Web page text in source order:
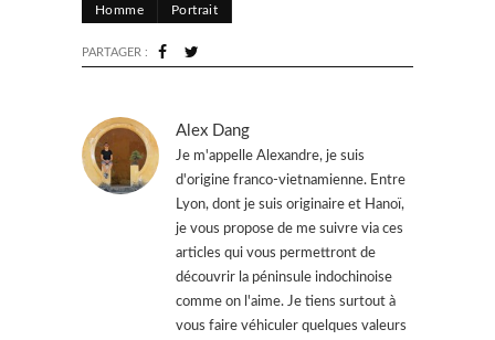
Homme Portrait
PARTAGER :
Alex Dang
Je m'appelle Alexandre, je suis
d'origine franco-vietnamienne. Entre
Lyon, dont je suis originaire et Hanoï,
je vous propose de me suivre via ces
articles qui vous permettront de
découvrir la péninsule indochinoise
comme on l'aime. Je tiens surtout à
vous faire véhiculer quelques valeurs